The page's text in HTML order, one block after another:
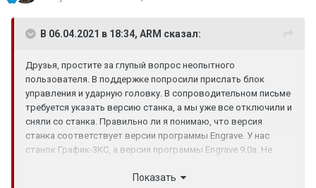
В 06.04.2021 в 18:34, ARM сказал:
Друзья, простите за глупый вопрос неопытного
пользователя. В поддержке попросили прислать блок
управления и ударную головку. В сопроводительном письме
требуется указать версию станка, а мы уже все отключили и
сняли со станка. Правильно ли я понимаю, что версия
станка соответствует версии программы Engrave. У нас
станок График-3КС, а версия программы Engrave 9.0а. Не
окажется другая версия станка? Заранее спасибо за
Показать